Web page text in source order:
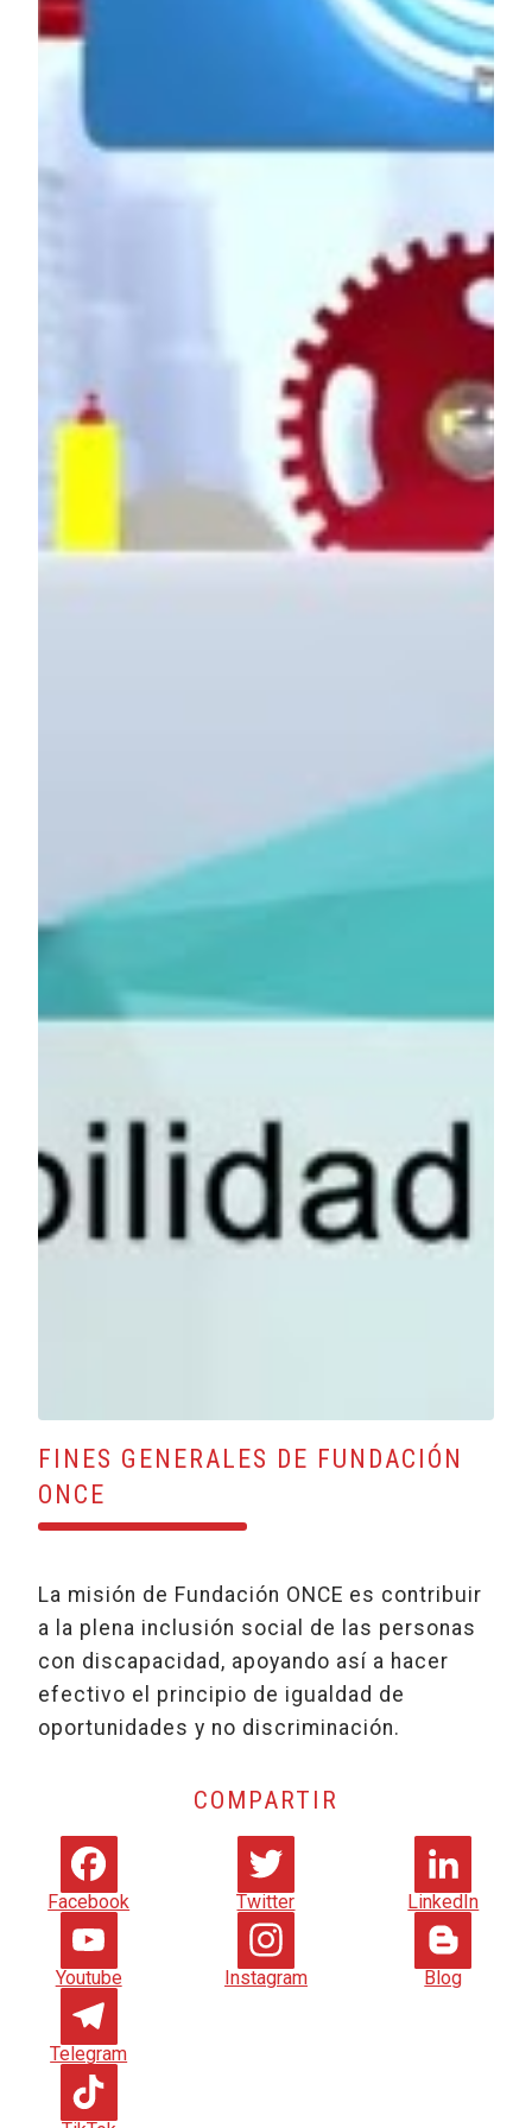
FINES GENERALES DE FUNDACIÓN
ONCE
La misión de Fundación ONCE es contribuir
a la plena inclusión social de las personas
con discapacidad, apoyando así a hacer
efectivo el principio de igualdad de
oportunidades y no discriminación.
COMPARTIR
Facebook Twitter LinkedIn
Youtube Instagram Blog
Telegram